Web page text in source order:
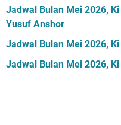
Jadwal Bulan Mei 2026,
Yusuf Anshor
Jadwal Bulan Mei 2026,
Jadwal Bulan Mei 2026,